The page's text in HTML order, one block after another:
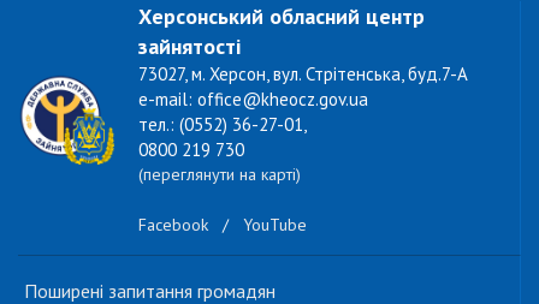
Херсонський обласний центр
зайнятості
73027, м. Херсон, вул. Стрітенська, буд.7-А
e-mail: office@kheocz.gov.ua
тел.: (0552) 36-27-01,
0800 219 730
(переглянути на карті)
Facebook / YouTube
Поширені запитання громадян